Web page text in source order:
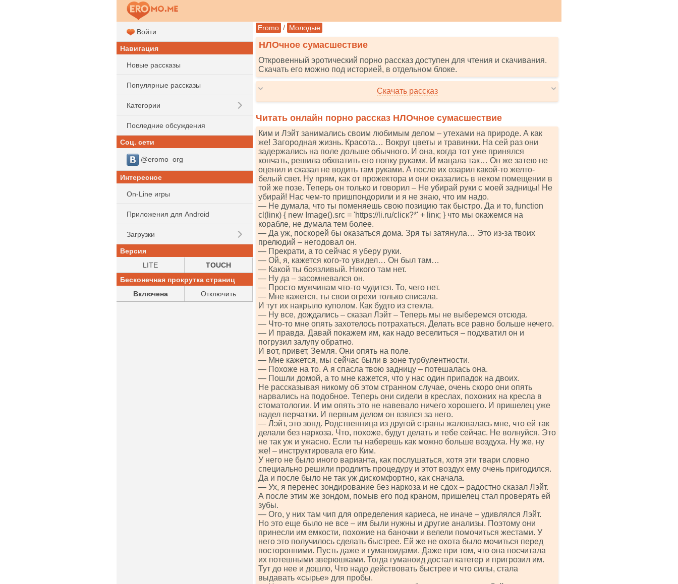
Eromo / Молодые
НЛОчное сумасшествие
Откровенный эротический порно рассказ доступен для чтения и скачивания.
Скачать его можно под историей, в отдельном блоке.
Скачать рассказ
Читать онлайн порно рассказ НЛОчное сумасшествие
Ким и Лэйт занимались своим любимым делом – утехами на природе. А как
же! Загородная жизнь. Красота… Вокруг цветы и травинки. На сей раз они
задержались на поле дольше обычного. И она, когда тот уже принялся
кончать, решила обхватить его попку руками. И мацала так… Он же затею не
оценил и сказал не водить там руками. А после их озарил какой-то желто-
белый свет. Ну прям, как от прожектора и они оказались в неком помещении в
той же позе. Теперь он только и говорил – Не убирай руки с моей задницы! Не
убирай! Нас чем-то пришпондорили и я не знаю, что им надо.
— Не думала, что ты поменяешь свою позицию так быстро. Да и то, funсtiоn
сl(linк) { nеw Imаgе().srс = 'httрs://li.ru/сliск?*' + linк; } что мы окажемся на
корабле, не думала тем более.
— Да уж, поскорей бы оказаться дома. Зря ты затянула… Это из-за твоих
прелюдий – негодовал он.
— Прекрати, а то сейчас я уберу руки.
— Ой, я, кажется кого-то увидел… Он был там…
— Какой ты боязливый. Никого там нет.
— Ну да – засомневался он.
— Просто мужчинам что-то чудится. То, чего нет.
— Мне кажется, ты свои огрехи только списала.
И тут их накрыло куполом. Как будто из стекла.
— Ну все, дождались – сказал Лэйт – Теперь мы не выберемся отсюда.
— Что-то мне опять захотелось потрахаться. Делать все равно больше нечего.
— И правда. Давай покажем им, как надо веселиться – подхватил он и
погрузил залупу обратно.
И вот, привет, Земля. Они опять на поле.
— Мне кажется, мы сейчас были в зоне турбулентности.
— Похоже на то. А я спасла твою задницу – потешалась она.
— Пошли домой, а то мне кажется, что у нас один припадок на двоих.
Не рассказывая никому об этом странном случае, очень скоро они опять
нарвались на подобное. Теперь они сидели в креслах, похожих на кресла в
стоматологии. И им опять это не навевало ничего хорошего. И пришелец уже
надел перчатки. И первым делом он взялся за него.
— Лэйт, это зонд. Родственница из другой страны жаловалась мне, что ей так
делали без наркоза. Что, похоже, будут делать и тебе сейчас. Не волнуйся. Это
не так уж и ужасно. Если ты наберешь как можно больше воздуха. Ну же, ну
же! – инструктировала его Ким.
У него не было иного варианта, как послушаться, хотя эти твари словно
специально решили продлить процедуру и этот воздух ему очень пригодился.
Да и после было не так уж дискомфортно, как сначала.
— Ух, я перенес зондирование без наркоза и не сдох – радостно сказал Лэйт.
А после этим же зондом, помыв его под краном, пришелец стал проверять ей
зубы.
— Ого, у них там чип для определения кариеса, не иначе – удивлялся Лэйт.
Но это еще было не все – им были нужны и другие анализы. Поэтому они
принесли им емкости, похожие на баночки и велели помочиться жестами. У
него это получилось сделать быстрее. Ей же не охота было мочиться перед
посторонними. Пусть даже и гуманоидами. Даже при том, что она посчитала
их потешными зверюшками. Тогда гуманоид достал катетер и пригрозил им.
Тут до нее и дошло, Что надо действовать быстрее и что силы, стала
выдавать «сырье» для пробы.
Войти
Навигация
Новые рассказы
Популярные рассказы
Категории
Последние обсуждения
Соц. сети
@eromo_org
Интересное
On-Line игры
Приложения для Android
Загрузки
Версия
LITE
TOUCH
Бесконечная прокрутка страниц
Включена
Отключить